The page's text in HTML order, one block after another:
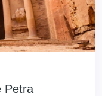
Petra